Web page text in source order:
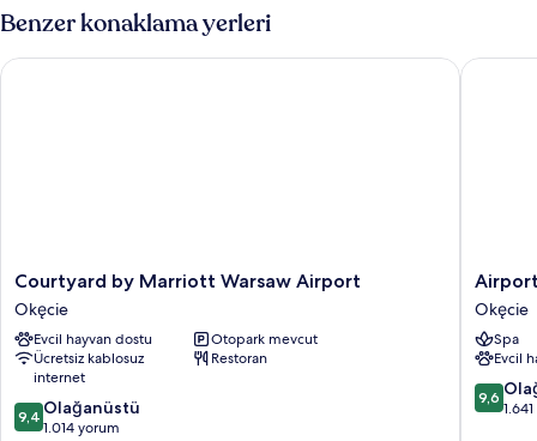
fotoğrafları
görün
Boy
hakkında
Benzer konaklama yerleri
Courtyard
by
Marriott
Warsaw
Airport
Okęcie
Courtyard by Marriott Warsaw Airport
Okęcie
Evcil hayvan dostu
Otopark mevcut
Ücretsiz kablosuz
internet
Restoran
10
üzerinden
9,4 Olağanüstü
1.014 yorum
Courtyard by Marriott Warsaw Airport
Airport
Hotel
Okecie
Okęcie
Okęcie
Spa
Evcil
10
9,6
Airport